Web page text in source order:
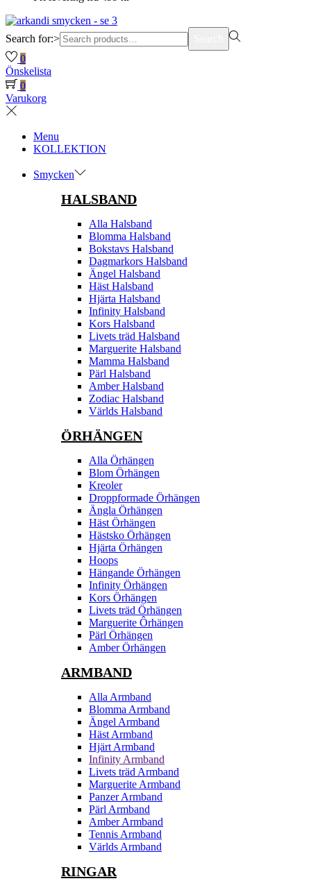
Search for:>
0
Önskelista
0
Varukorg
Menu
KOLLEKTION
Smycken
HALSBAND
Alla Halsband
Blomma Halsband
Bokstavs Halsband
Dagmarkors Halsband
Ängel Halsband
Häst Halsband
Hjärta Halsband
Infinity Halsband
Kors Halsband
Livets träd Halsband
Marguerite Halsband
Mamma Halsband
Pärl Halsband
Amber Halsband
Zodiac Halsband
Världs Halsband
ÖRHÄNGEN
Alla Örhängen
Blom Örhängen
Kreoler
Droppformade Örhängen
Ängla Örhängen
Häst Örhängen
Hästsko Örhängen
Hjärta Örhängen
Hoops
Hängande Örhängen
Infinity Örhängen
Kors Örhängen
Livets träd Örhängen
Marguerite Ôrhängen
Pärl Örhängen
Amber Örhängen
ARMBAND
Alla Armband
Blomma Armband
Ängel Armband
Häst Armband
Hjärt Armband
Infinity Armband
Livets träd Armband
Marguerite Armband
Panzer Armband
Pärl Armband
Amber Armband
Tennis Armband
Världs Armband
RINGAR